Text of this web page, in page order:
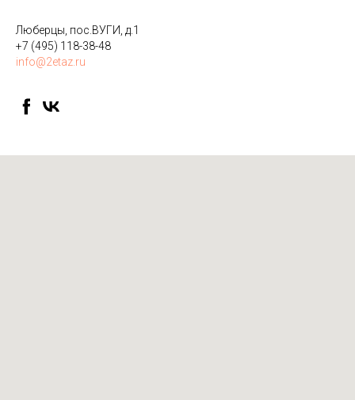
Люберцы, пос.ВУГИ, д.1
+7 (495) 118-38-48
info@2etaz.ru